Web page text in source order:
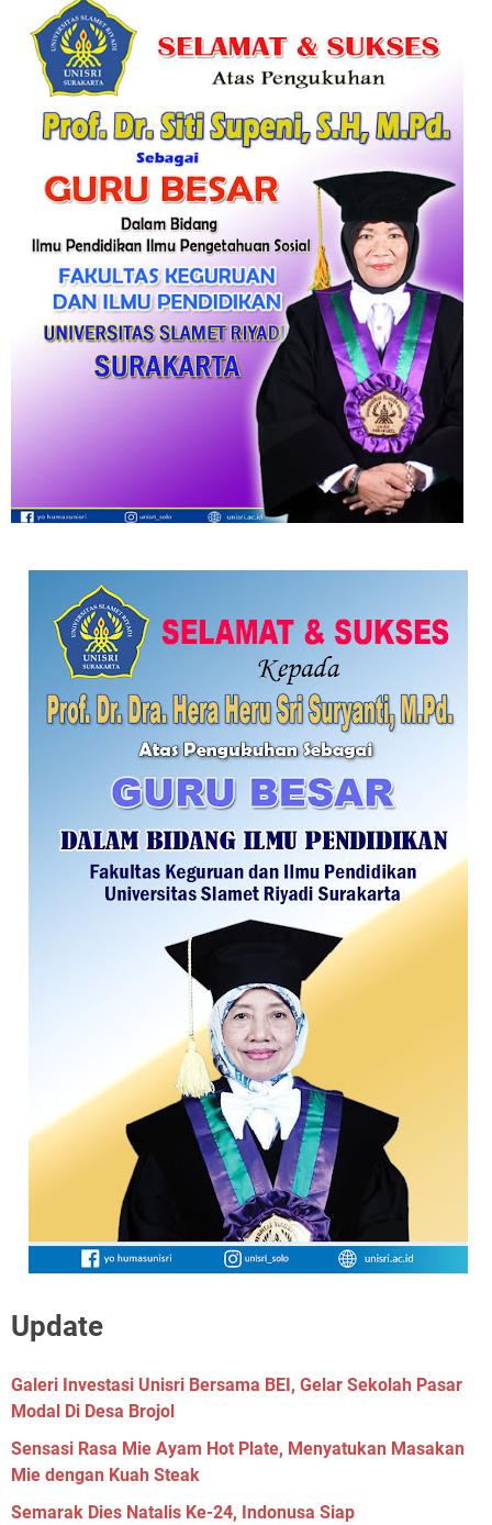
Update
Galeri Investasi Unisri Bersama BEI, Gelar Sekolah Pasar
Modal Di Desa Brojol
Sensasi Rasa Mie Ayam Hot Plate, Menyatukan Masakan
Mie dengan Kuah Steak
Semarak Dies Natalis Ke-24, Indonusa Siap